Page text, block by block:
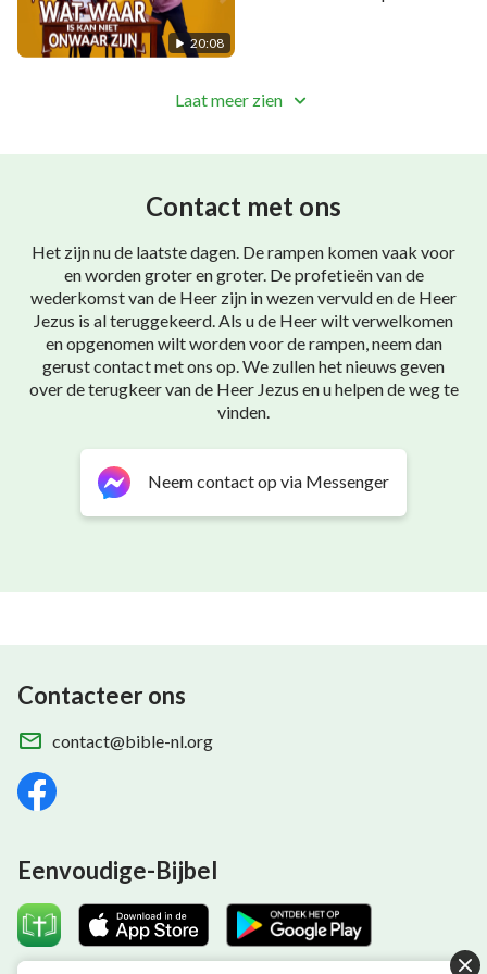
20:08
Laat meer zien
Contact met ons
Het zijn nu de laatste dagen. De rampen komen vaak voor
en worden groter en groter. De profetieën van de
wederkomst van de Heer zijn in wezen vervuld en de Heer
Jezus is al teruggekeerd. Als u de Heer wilt verwelkomen
en opgenomen wilt worden voor de rampen, neem dan
gerust contact met ons op. We zullen het nieuws geven
over de terugkeer van de Heer Jezus en u helpen de weg te
vinden.
Neem contact op via Messenger
Contacteer ons
contact@bible-nl.org
Eenvoudige-Bijbel